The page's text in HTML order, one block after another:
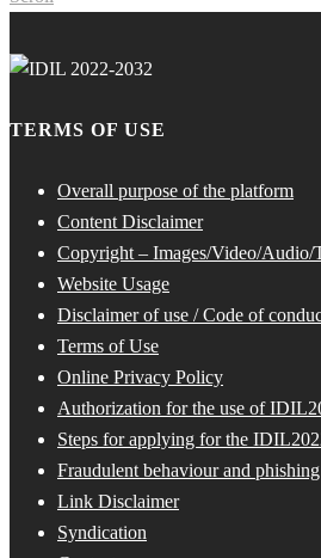
TERMS OF USE
Overall purpose of the platform
Content Disclaimer
Copyright – Images/Video/Audio/
Website Usage
Disclaimer of use / Code of
Terms of Use
Online Privacy Policy
Authorization for the use of
Steps for applying for the
Fraudulent behaviour and phishing
Link Disclaimer
Syndication